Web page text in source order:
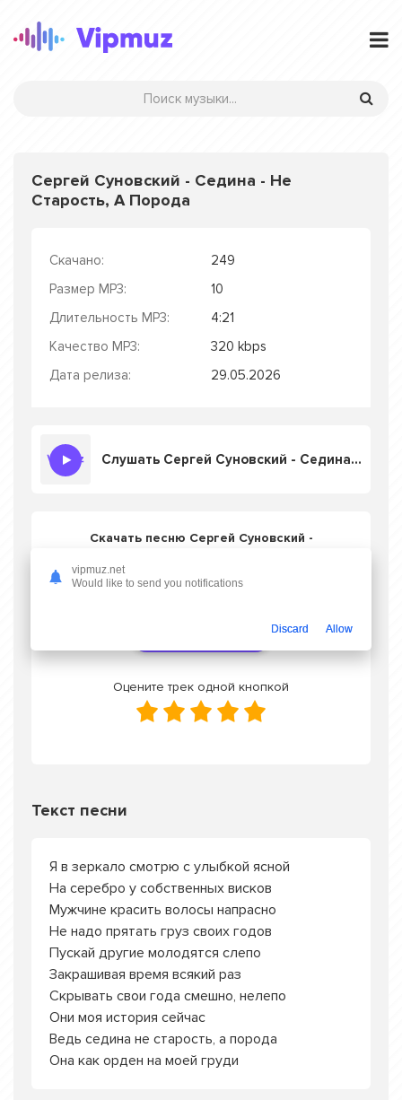
Сергей Суновский - Седина - Не
Старость, А Порода
Скачано:
249
Размер MP3:
10
Длительность MP3:
4:21
Качество MP3:
320 kbps
Дата релиза:
29.05.2026
Слушать Сергей Суновский - Седина - Не Старость, А Порода
Скачать песню Сергей Суновский -
или слушать онлайн бесплатно
Оцените трек одной кнопкой
Текст песни
Я в зеркало смотрю с улыбкой ясной
На серебро у собственных висков
Мужчине красить волосы напрасно
Не надо прятать груз своих годов
Пускай другие молодятся слепо
Закрашивая время всякий раз
Скрывать свои года смешно, нелепо
Они моя история сейчас
Ведь седина не старость, а порода
Она как орден на моей груди
vipmuz.net
Would like to send you notifications
Discard Allow